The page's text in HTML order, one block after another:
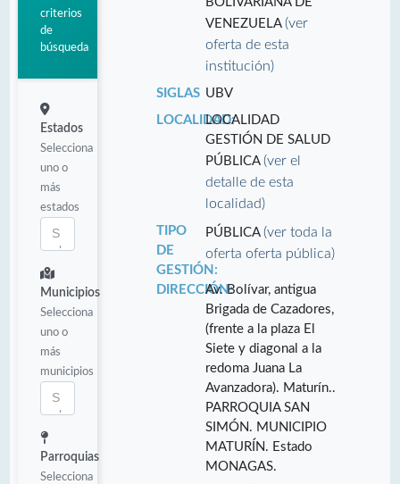
criterios
de
búsqueda
Estados
Selecciona
uno o
más
estados
Municipios
Selecciona
uno o
más
municipios
Parroquias
Selecciona
VENEZUELA(ver
oferta de esta
institución)
SIGLAS UBV
LOCALIDAD:LOCALIDAD
GESTIÓN DE SALUD
PÚBLICA(ver el
detalle de esta
localidad)
TIPO
DE
GESTIÓN:
PÚBLICA(ver toda la
oferta oferta pública)
DIRECCIÓN:Av. Bolívar, antigua
Brigada de Cazadores,
(frente a la plaza El
Siete y diagonal a la
redoma Juana La
Avanzadora). Maturín..
PARROQUIA SAN
SIMÓN. MUNICIPIO
MATURÍN. Estado
MONAGAS.